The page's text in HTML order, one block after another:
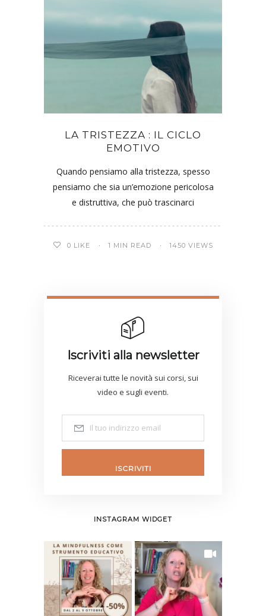
LA TRISTEZZA : IL CICLO
EMOTIVO
Quando pensiamo alla tristezza, spesso
pensiamo che sia un’emozione pericolosa
e distruttiva, che può trascinarci
0 LIKE 1 MIN READ 1450 VIEWS
Iscriviti alla newsletter
Riceverai tutte le novità sui corsi, sui
video e sugli eventi.
ISCRIVITI
INSTAGRAM WIDGET